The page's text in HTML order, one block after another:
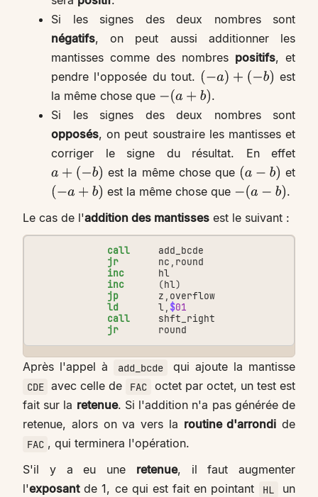
Si les signes des deux nombres sont
négatifs, on peut aussi additionner les
mantisses comme des nombres positifs, et
pendre l'opposée du tout. ( −a)+ (− b)
est
la même chose que −(a+ b)
.
Si les signes des deux nombres sont
opposés, on peut soustraire les mantisses et
corriger le signe du résultat. En effet
a+(−b) est la même chose que (a−b)
et
( −a+ b) est la même chose que −(a− b)
.
Le cas de l'addition des mantisses est le suivant :
call
add_bcde
jr
nc , round
inc
hl
inc
(hl)
jp
z , overflow
ld
l, $01
call
shft_right
jr
round
Après l'appel à add_bcde qui ajoute la mantisse
CDE avec celle de FAC
octet par octet, un test est
fait sur la retenue. Si l'addition n'a pas générée de
retenue, alors on va vers la routine d'arrondi de
FAC , qui terminera l'opération.
S'il y a eu une retenue, il faut augmenter
l'exposantde 1, ce qui est fait en pointant HL
un